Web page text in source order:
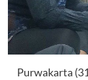
Purwakarta